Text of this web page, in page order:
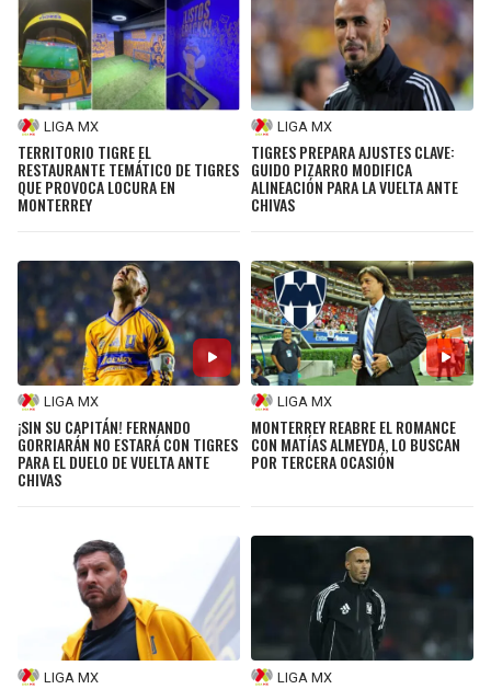
LIGA MX
TERRITORIO TIGRE EL
RESTAURANTE TEMÁTICO DE TIGRES
QUE PROVOCA LOCURA EN
MONTERREY
LIGA MX
TIGRES PREPARA AJUSTES CLAVE:
GUIDO PIZARRO MODIFICA
ALINEACIÓN PARA LA VUELTA ANTE
CHIVAS
LIGA MX
¡SIN SU CAPITÁN! FERNANDO
GORRIARÁN NO ESTARÁ CON TIGRES
PARA EL DUELO DE VUELTA ANTE
CHIVAS
LIGA MX
MONTERREY REABRE EL ROMANCE
CON MATÍAS ALMEYDA, LO BUSCAN
POR TERCERA OCASIÓN
LIGA MX LIGA MX